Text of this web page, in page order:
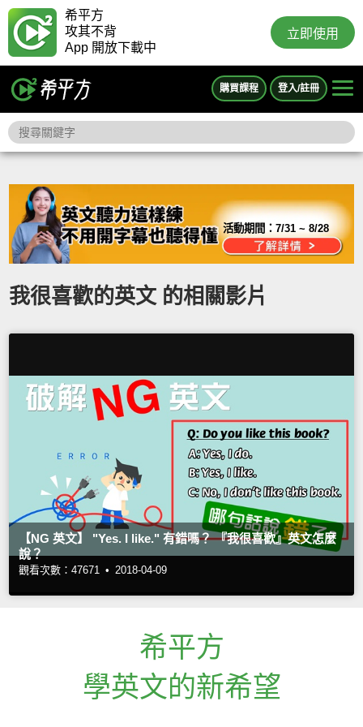
希平方
攻其不背
App 開放下載中
立即使用
購買課程 登入/註冊
活動期間：7/31 ~ 8/28
我很喜歡的英文 的相關影片
【NG 英文】 "Yes. I like." 有錯嗎？ 『我很喜歡』英文怎麼
說？
觀看次數：47671 • 2018-04-09
希平方
學英文的新希望